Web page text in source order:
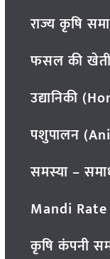
राज्य कृषि
फसल की
उद्यानिकी
पशुपालन
समस्या –
Mandi Rate
कृषि कंपनी